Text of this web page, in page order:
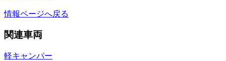
情報ページへ戻る
関連車両
軽キャンパー